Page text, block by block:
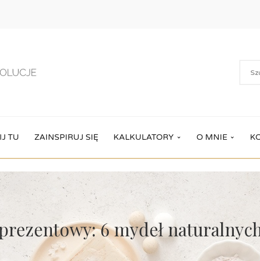
TU ZAINSPIRUJ SIĘ KALKULATORY O MNIE
6 mydeł